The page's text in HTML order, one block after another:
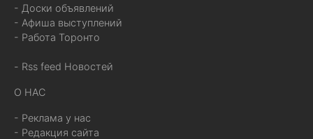
- Доски объявлений
- Афиша выступлений
- Работа Торонто
- Rss feed Новостей
О НАС
- Реклама у нас
- Редакция сайта